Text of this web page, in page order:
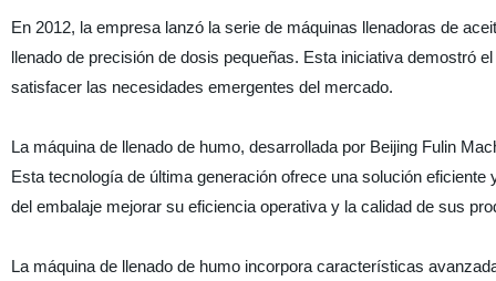
En 2012, la empresa lanzó la serie de máquinas llenadoras de
llenado de precisión de dosis pequeñas. Esta iniciativa demostró
satisfacer las necesidades emergentes del mercado.
La máquina de llenado de humo, desarrollada por Beijing Fulin
Esta tecnología de última generación ofrece una solución
del embalaje mejorar su eficiencia operativa y la calidad de sus
La máquina de llenado de humo incorpora características